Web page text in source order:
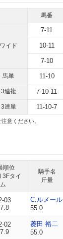
馬番
ワイド
7-11
10-11
7-10
馬単 11-10
3連複 7-10-11
3連単 11-10-7
意ください。
順位
3Fタイ
ム
騎手名
斤量
03
C.ルメール
55.0
02
菱田 裕二
55.0